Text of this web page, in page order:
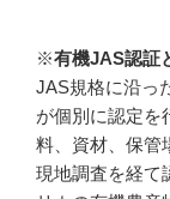
※有機JAS認証
JAS規格に沿っ
が個別に認定を
料、資材、保管
現地調査を経て